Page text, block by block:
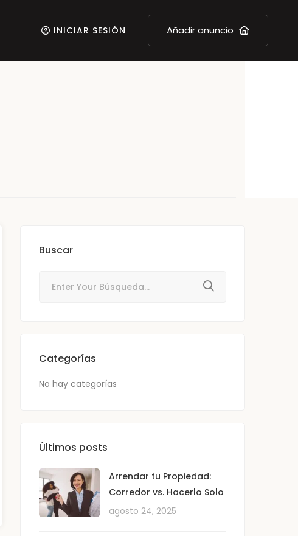
INICIAR SESIÓN Añadir anuncio
Buscar
Categorías
No hay categorías
Últimos posts
Arrendar tu Propiedad:
Corredor vs. Hacerlo Solo
agosto 24, 2025